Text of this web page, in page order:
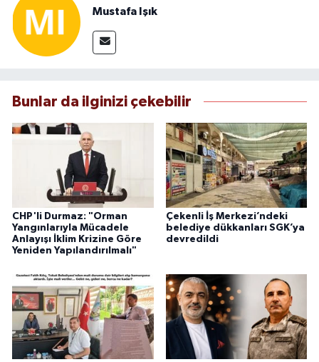
Mustafa Işık
Bunlar da ilginizi çekebilir
CHP'li Durmaz: "Orman
Yangınlarıyla Mücadele
Anlayışı İklim Krizine Göre
Yeniden Yapılandırılmalı"
Çekenli İş Merkezi’ndeki
belediye dükkanları SGK’ya
devredildi